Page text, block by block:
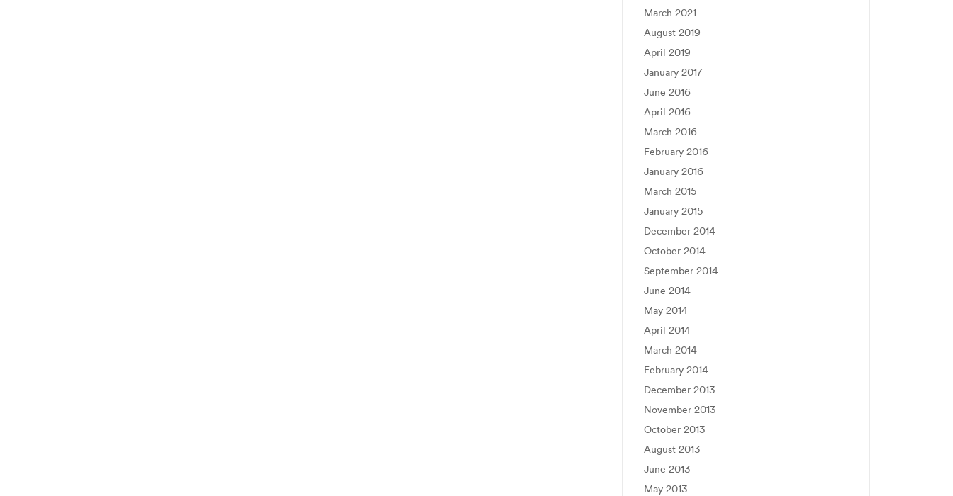
March 2021
August 2019
April 2019
January 2017
June 2016
April 2016
March 2016
February 2016
January 2016
March 2015
January 2015
December 2014
October 2014
September 2014
June 2014
May 2014
April 2014
March 2014
February 2014
December 2013
November 2013
October 2013
August 2013
June 2013
May 2013